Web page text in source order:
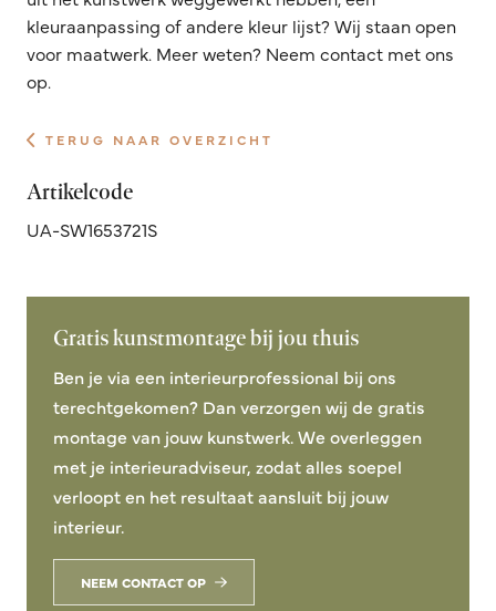
kleuraanpassing of andere kleur lijst? Wij staan open
voor maatwerk. Meer weten? Neem contact met ons
op.
TERUG NAAR OVERZICHT
Artikelcode
UA-SW1653721S
Gratis kunstmontage bij jou thuis
Ben je via een interieurprofessional bij ons
terechtgekomen? Dan verzorgen wij de gratis
montage van jouw kunstwerk. We overleggen
met je interieuradviseur, zodat alles soepel
verloopt en het resultaat aansluit bij jouw
interieur.
NEEM CONTACT OP